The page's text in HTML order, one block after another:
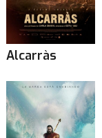
Alcarràs